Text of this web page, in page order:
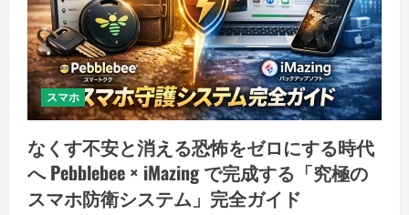
スマホ
なくす不安と消える恐怖をゼロにする時代
へ Pebblebee × iMazing で完成する「究極の
スマホ防衛システム」完全ガイド